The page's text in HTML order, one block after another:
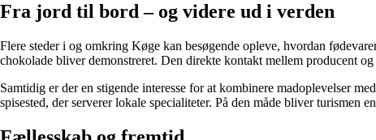
Fra jord til bord – og videre ud i verden
Flere steder i og omkring Køge kan besøgende opleve, hvordan
chokolade bliver demonstreret. Den direkte kontakt mellem producent
Samtidig er der en stigende interesse for at kombinere madoplevelser
spisested, der serverer lokale specialiteter. På den måde bliver